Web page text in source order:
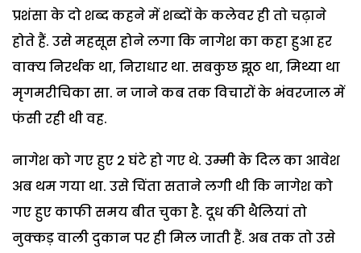
प्रशंसा के दो शब्द कहने में शब्दों के कलेवर ही तो चढ़ाने
होते हैं. उसे महसूस होने लगा कि नागेश का कहा हुआ हर
वाक्य निरर्थक था, निराधार था. सबकुछ झूठ था, मिथ्या था
मृगमरीचिका सा. न जाने कब तक विचारों के भंवरजाल में
फंसी रही थी वह.
नागेश को गए हुए 2 घंटे हो गए थे. उम्मी के दिल का आवेश
अब थम गया था. उसे चिंता सताने लगी थी कि नागेश को
गए हुए काफी समय बीत चुका है. दूध की थैलियां तो
नुक्कड़ वाली दुकान पर ही मिल जाती हैं. अब तक तो उसे